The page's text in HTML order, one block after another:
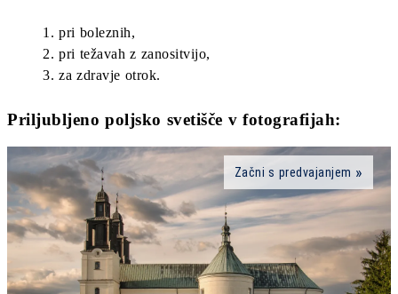
pri boleznih,
pri težavah z zanositvijo,
za zdravje otrok.
Priljubljeno poljsko svetišče v fotografijah:
Začni s predvajanjem